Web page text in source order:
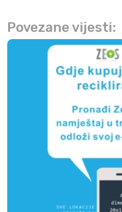
Povezane vijesti: